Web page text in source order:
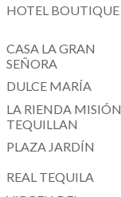
HOTEL BOUTIQUE
CASA LA GRAN
SEÑORA
DULCE MARÍA
LA RIENDA MISIÓN
TEQUILLAN
PLAZA JARDÍN
REAL TEQUILA